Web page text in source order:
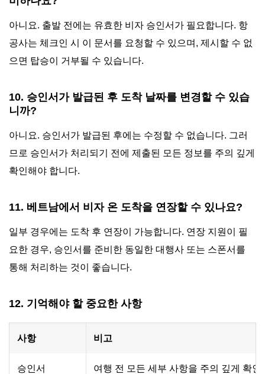
아니요. 출발 전에는 유효한 비자 승인서가 필요합니다. 항
공사는 체크인 시 이 문서를 요청할 수 있으며, 제시할 수 없
으면 탑승이 거부될 수 있습니다.
10. 승인서가 발급된 후 도착 날짜를 변경할 수 있습
니까?
아니요. 승인서가 발급된 후에는 수정할 수 없습니다. 그러
므로 승인서가 처리되기 전에 제출된 모든 정보를 주의 깊게
확인해야 합니다.
11. 베트남에서 비자 온 도착을 연장할 수 있나요?
일부 경우에는 도착 후 연장이 가능합니다. 연장 지원이 필
요한 경우, 승인서를 준비한 동일한 대행사 또는 스폰서를
통해 처리하는 것이 좋습니다.
12. 기억해야 할 중요한 사항
사항 비고
승인서 여행 전 모든 세부 사항을 주의 깊게 확